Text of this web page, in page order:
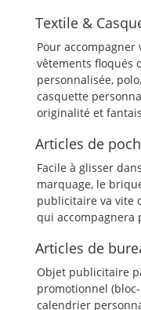
Textile &
Pour
vêtements floqués
personnalisée,
casquette
originalité et
Articles de
Facile à glisser
marquage, le
publicitaire va vite
qui accompagnera
Articles de
Objet publicitaire
promotionnel
calendrier